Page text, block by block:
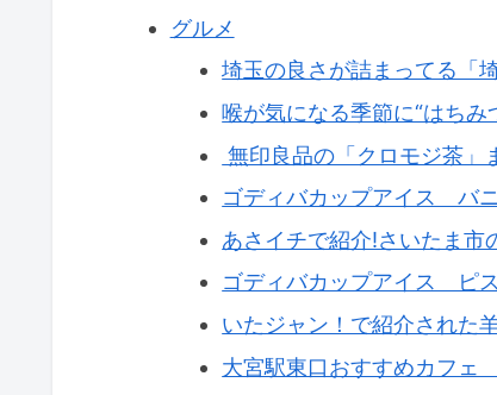
グルメ
埼玉の良さが詰まってる「
喉が気になる季節に“はちみ
無印良品の「クロモジ茶」
ゴディバカップアイス バ
あさイチで紹介!さいたま市
ゴディバカップアイス ピ
いたジャン！で紹介された
大宮駅東口おすすめカフ